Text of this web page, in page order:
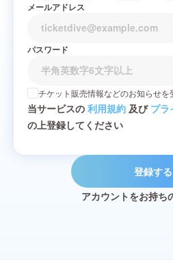
メールアドレス
パスワード
チケット販売情報などのお知らせを
当サービスの 利用規約 及び プラ
の上登録してください
登録する
アカウントをお持ち